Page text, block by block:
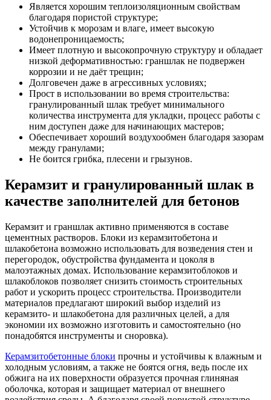
Является хорошим теплоизоляционным свойствам
благодаря пористой структуре;
Устойчив к морозам и влаге, имеет высокую
водонепроницаемость;
Имеет плотную и высокопрочную структуру и обладает
низкой деформативностью: граншлак не подвержен
коррозии и не даёт трещин;
Долговечен даже в агрессивных условиях;
Прост в использовании во время строительства:
гранулированный шлак требует минимального
количества инструмента для укладки, процесс работы с
ним доступен даже для начинающих мастеров;
Обеспечивает хороший воздухообмен благодаря зазорам
между гранулами;
Не боится грибка, плесени и грызунов.
Керамзит и гранулированный шлак в
качестве заполнителей для бетонов
Керамзит и граншлак активно применяются в составе
цементных растворов. Блоки из керамзитобетона и
шлакобетона возможно использовать для возведения стен и
перегородок, обустройства фундамента и цоколя в
малоэтажных домах. Использование керамзитоблоков и
шлакоблоков позволяет снизить стоимость строительных
работ и ускорить процесс строительства. Производители
материалов предлагают широкий выбор изделий из
керамзито- и шлакобетона для различных целей, а для
экономии их возможно изготовить и самостоятельно (но
понадобятся инструменты и сноровка).
Керамзитобетонные блоки прочны и устойчивы к влажным и
холодным условиям, а также не боятся огня, ведь после их
обжига на их поверхности образуется прочная глиняная
оболочка, которая и защищает материал от внешнего